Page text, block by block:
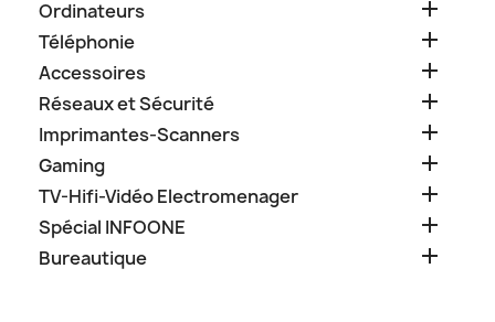
Ordinateurs

Téléphonie 
Accessoires 
Réseaux et Sécurité 
Imprimantes-Scanners 
Gaming 
TV-Hifi-Vidéo Electromenager 
Spécial INFOONE 
Bureautique 